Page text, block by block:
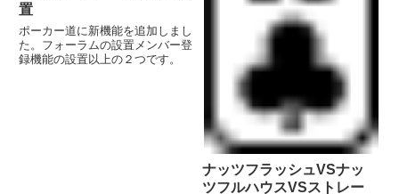
置
ポーカー道に新機能を追加しまし
た。フォーラムの設置メンバー登
録機能の設置以上の２つです。
ナッツフラッシュVSナッ
ツフルハウスVSストレー